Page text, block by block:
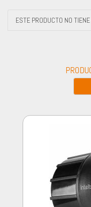
ESTE PRODUCTO NO